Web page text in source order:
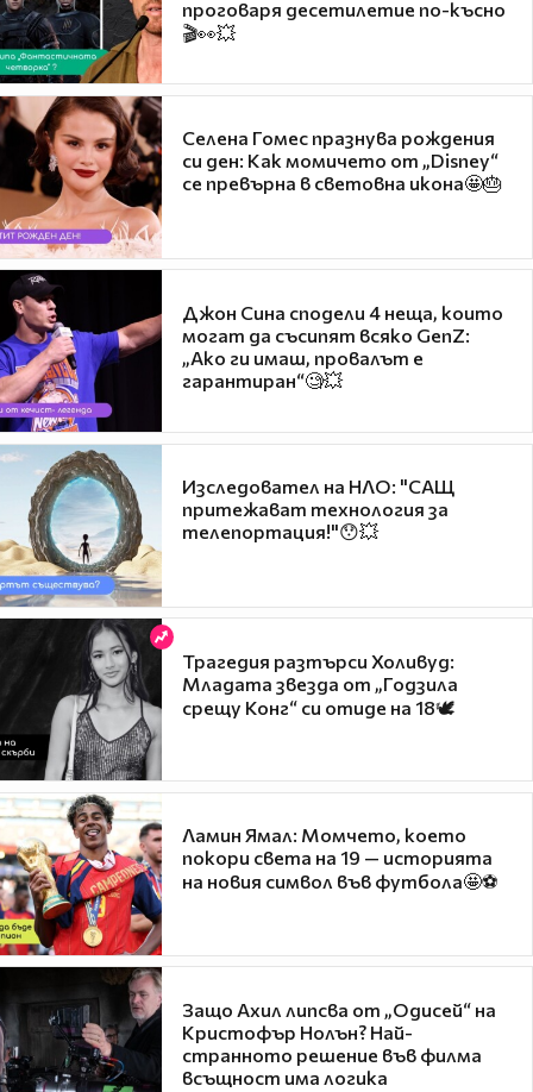
проговаря десетилетие по-късно
🎬👀💥
Селена Гомес празнува рождения
си ден: Как момичето от „Disney“
се превърна в световна икона🤩🎂
Джон Сина сподели 4 неща, които
могат да съсипят всяко GenZ:
„Ако ги имаш, провалът е
гарантиран“🧐💥
Изследовател на НЛО: "САЩ
притежават технология за
телепортация!"😯💥
Трагедия разтърси Холивуд:
Младата звезда от „Годзила
срещу Конг“ си отиде на 18🕊️
Ламин Ямал: Момчето, което
покори света на 19 — историята
на новия символ във футбола🤩⚽
Защо Ахил липсва от „Одисей“ на
Кристофър Нолън? Най-
странното решение във филма
всъщност има логика